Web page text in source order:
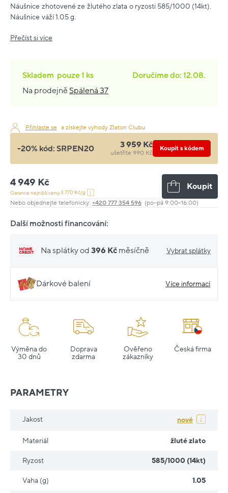
Náušnice zhotovené ze žlutého zlata o ryzosti 585/1000 (14kt).
Náušnice váží 1.05 g.
Přečíst si více
Skladem pouze1 ks
Doručíme do: 12.08.
Na prodejně Spálená 37
Přihlaste se a získejte výhody Zlaton Clubu
-20% kód: SRPEN20 3 959 Kč
ušetříte 990 Kč
Koupit s kódem
4 949 Kč
Garance nejnižší ceny:3 770 Kč/g
Koupit
Nebo objednejte telefonicky: +420 777 354 596 (po–pá 9:00–16:00)
Další možnosti financování:
Na splátky od 396 Kč měsíčně Vybrat splátky
Dárkové balení Více informací
Výměna do
30 dnů
Doprava
zdarma
Ověřeno
zákazníky
Česká firma
PARAMETRY
Jakost nové
Materiál žluté zlato
Ryzost 585/1000 (14kt)
Vaha (g) 1.05